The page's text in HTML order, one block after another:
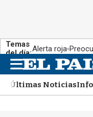
Temas
del día:Alerta roja
n
uÚltimas Noticias